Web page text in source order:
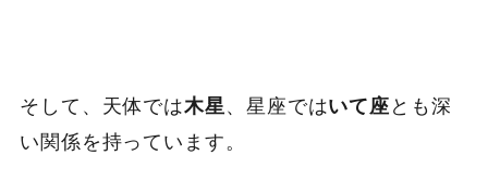
そして、天体では木星、星座ではいて座とも深
い関係を持っています。